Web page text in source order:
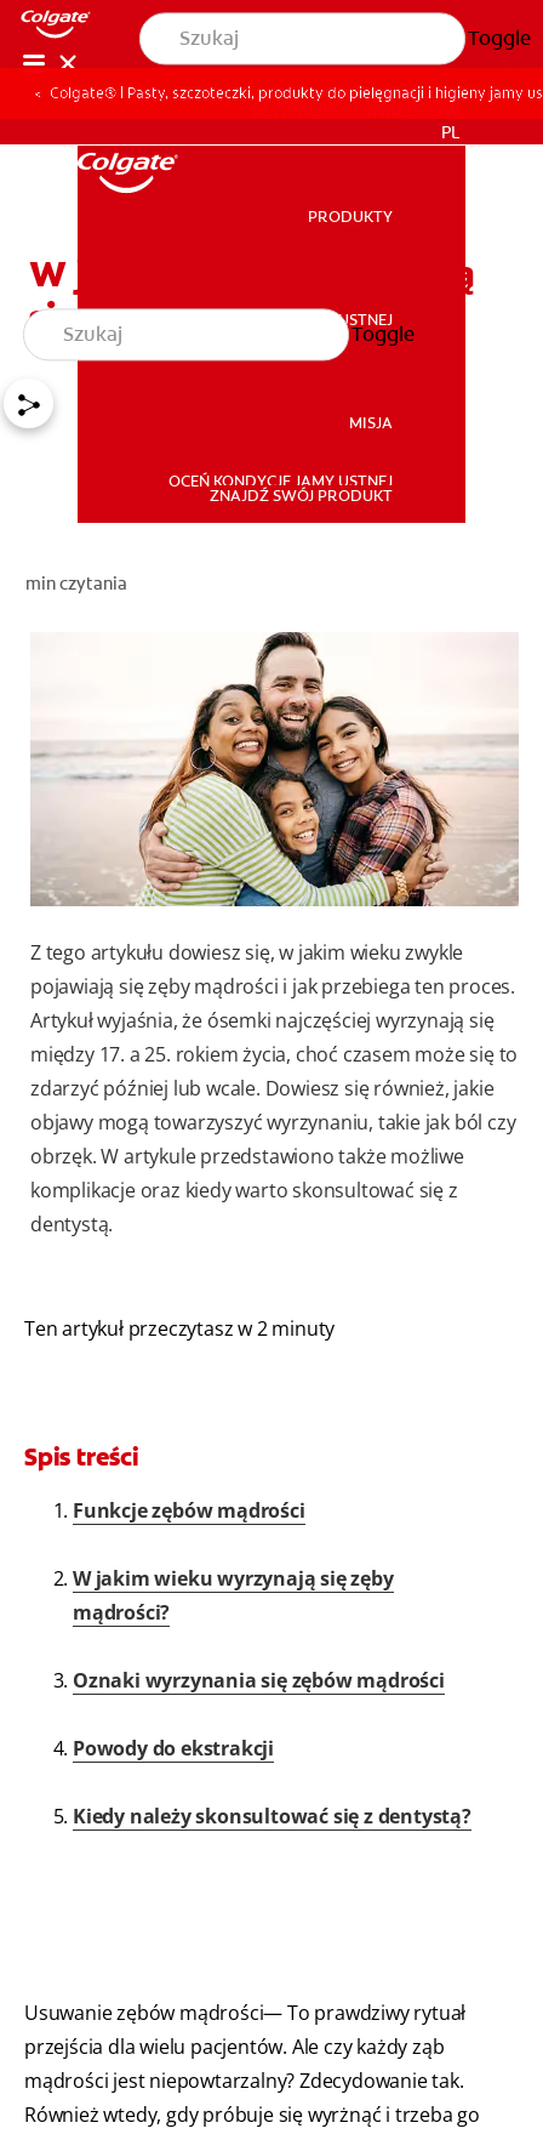
Toggle
ZDROWIE JAMY USTNEJ
DLA PROFESJONALISTÓW
PL
PL
PRODUKTY
ZDROWIE JAMY USTNEJ
MISJA
OCEŃ KONDYCJĘ JAMY USTNEJ
ZNAJDŹ SWÓJ PRODUKT
Toggle
Colgate® | Pasty, szczoteczki, produkty do pielęgnacji i higieny jamy
W jakim wieku wyrzynają
się zęby mądrości?
min czytania
Z tego artykułu dowiesz się, w jakim wieku zwykle
pojawiają się zęby mądrości i jak przebiega ten proces.
Artykuł wyjaśnia, że ósemki najczęściej wyrzynają się
między 17. a 25. rokiem życia, choć czasem może się to
zdarzyć później lub wcale. Dowiesz się również, jakie
objawy mogą towarzyszyć wyrzynaniu, takie jak ból czy
obrzęk. W artykule przedstawiono także możliwe
komplikacje oraz kiedy warto skonsultować się z
dentystą.
Ten artykuł przeczytasz w 2 minuty
Spis treści
Funkcje zębów mądrości
W jakim wieku wyrzynają się zęby
mądrości?
Oznaki wyrzynania się zębów mądrości
Powody do ekstrakcji
Kiedy należy skonsultować się z dentystą?
Usuwanie zębów mądrości— To prawdziwy rytuał
przejścia dla wielu pacjentów. Ale czy każdy ząb
mądrości jest niepowtarzalny? Zdecydowanie tak.
Również wtedy, gdy próbuje się wyrżnąć i trzeba go